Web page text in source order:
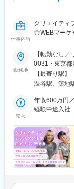
仕事内容
クリエイティ
☆WEBマーケ
勤務地
【転勤なし
0031・東京都
150-0042・
ビル■築地オ
務」「リモー
神奈川、埼玉
【最寄り駅】
渋谷駅、築地
給与
年収600万円
経験中途入社